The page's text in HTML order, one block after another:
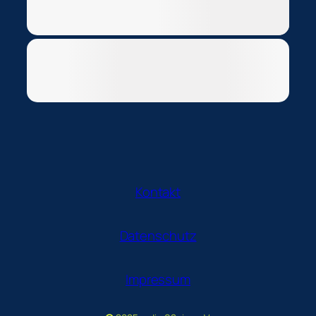
Kontakt
Datenschutz
Impressum